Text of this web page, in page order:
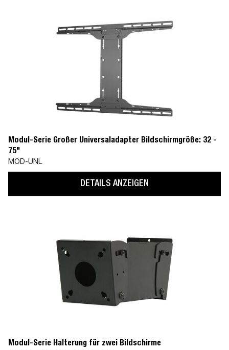
Modul-Serie Großer Universaladapter Bildschirmgröße: 32 -
75"
MOD-UNL
DETAILS ANZEIGEN
Modul-Serie Halterung für zwei Bildschirme